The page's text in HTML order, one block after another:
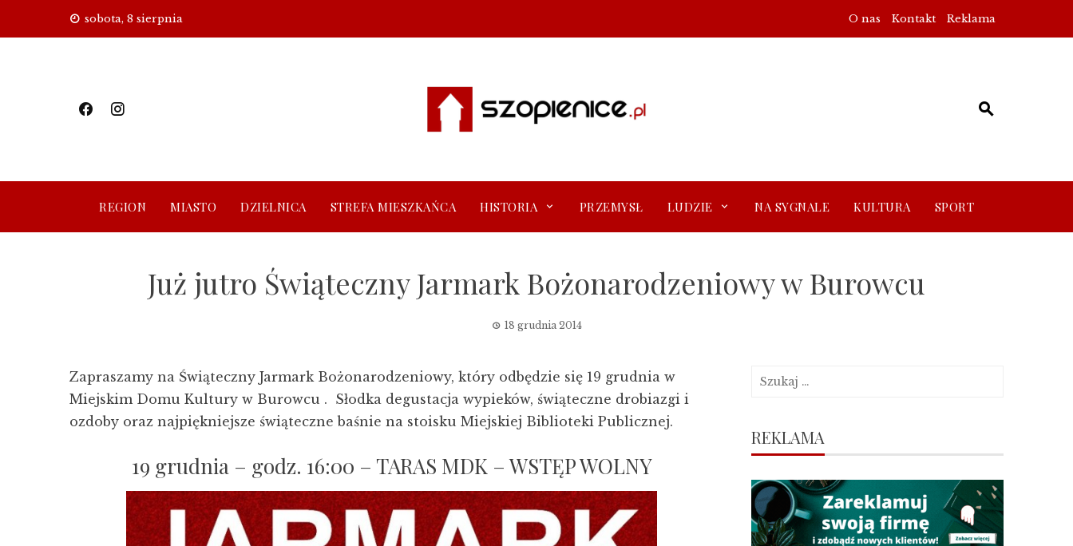
sobota, 8 sierpnia O nas Kontakt Reklama
REGION MIASTO DZIELNICA STREFA MIESZKAŃCA HISTORIA PRZEMYSŁ LUDZIE NA SYGNALE KULTURA SPORT
Już jutro Świąteczny Jarmark Bożonarodzeniowy w Burowcu
18 grudnia 2014
Zapraszamy na Świąteczny Jarmark Bożonarodzeniowy, który odbędzie się 19 grudnia w
Miejskim Domu Kultury w Burowcu . Słodka degustacja wypieków, świąteczne drobiazgi i
ozdoby oraz najpiękniejsze świąteczne baśnie na stoisku Miejskiej Biblioteki Publicznej.
19 grudnia – godz. 16:00 – TARAS MDK – WSTĘP WOLNY
Szukaj:
REKLAMA